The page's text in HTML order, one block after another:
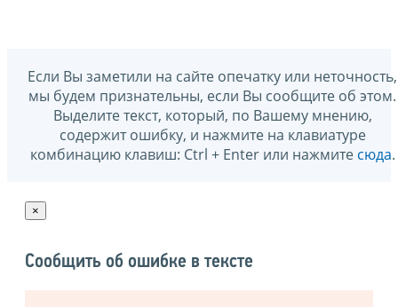
Если Вы заметили на сайте опечатку или неточность,
мы будем признательны, если Вы сообщите об этом.
Выделите текст, который, по Вашему мнению,
содержит ошибку, и нажмите на клавиатуре
комбинацию клавиш: Ctrl + Enter или нажмите сюда.
×
Сообщить об ошибке в тексте